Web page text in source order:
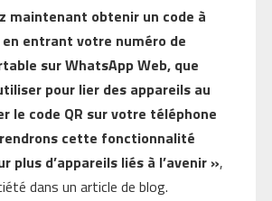
maintenant obtenir un code à
entrant votre numéro de
sur WhatsApp Web, que
pour lier des appareils au
le code QR sur votre téléphone
cette fonctionnalité
plus d’appareils liés à l’avenir »,
dans un article de blog.